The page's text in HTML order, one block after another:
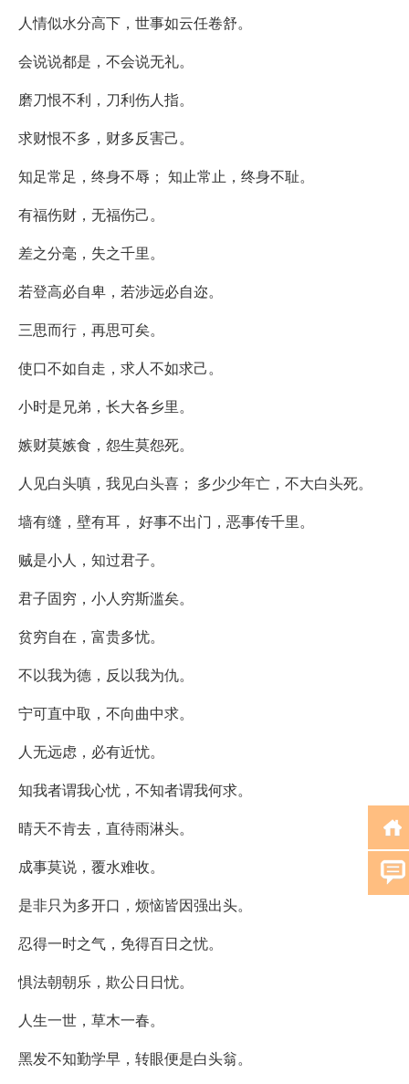
人情似水分高下，世事如云任卷舒。
会说说都是，不会说无礼。
磨刀恨不利，刀利伤人指。
求财恨不多，财多反害己。
知足常足，终身不辱； 知止常止，终身不耻。
有福伤财，无福伤己。
差之分毫，失之千里。
若登高必自卑，若涉远必自迩。
三思而行，再思可矣。
使口不如自走，求人不如求己。
小时是兄弟，长大各乡里。
嫉财莫嫉食，怨生莫怨死。
人见白头嗔，我见白头喜； 多少少年亡，不大白头死。
墙有缝，壁有耳， 好事不出门，恶事传千里。
贼是小人，知过君子。
君子固穷，小人穷斯滥矣。
贫穷自在，富贵多忧。
不以我为德，反以我为仇。
宁可直中取，不向曲中求。
人无远虑，必有近忧。
知我者谓我心忧，不知者谓我何求。
晴天不肯去，直待雨淋头。
成事莫说，覆水难收。
是非只为多开口，烦恼皆因强出头。
忍得一时之气，免得百日之忧。
惧法朝朝乐，欺公日日忧。
人生一世，草木一春。
黑发不知勤学早，转眼便是白头翁。